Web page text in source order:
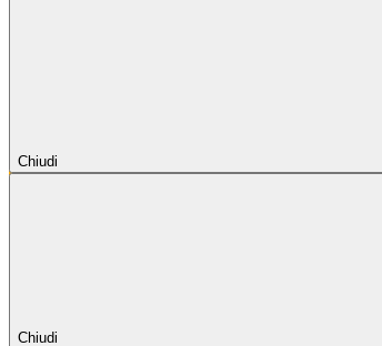
Chiudi
Chiudi